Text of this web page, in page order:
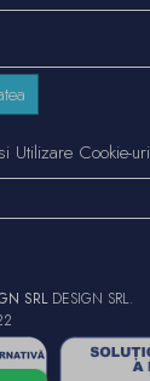
Utilizare Cookie-uri
SRLDESIGN SRL.